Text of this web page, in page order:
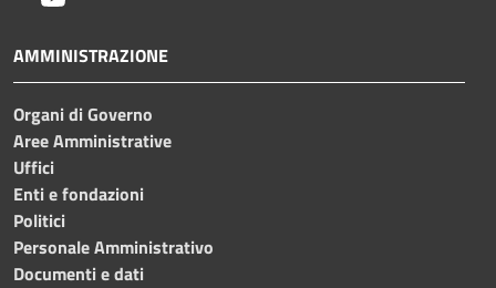
AMMINISTRAZIONE
Organi di Governo
Aree Amministrative
Uffici
Enti e fondazioni
Politici
Personale Amministrativo
Documenti e dati